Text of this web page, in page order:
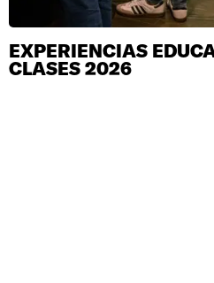
EXPERIENCIAS
CLASES 2026